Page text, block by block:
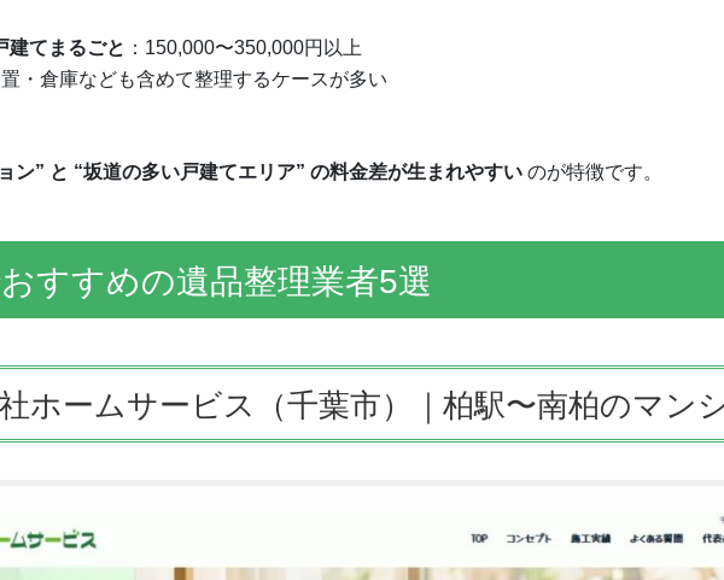
建てまるごと ：150,000〜350,000円以上
・倉庫なども含めて整理するケースが多い
ン” と “坂道の多い戸建てエリア” の料金差が生まれやすい のが特徴です。
すすめの遺品整理業者5選
ホームサービス（千葉市）｜柏駅〜南柏のマン